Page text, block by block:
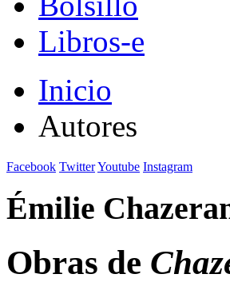
Libros-e
Inicio
Autores
Facebook TwitterYoutube Instagram
Émilie
Obras de